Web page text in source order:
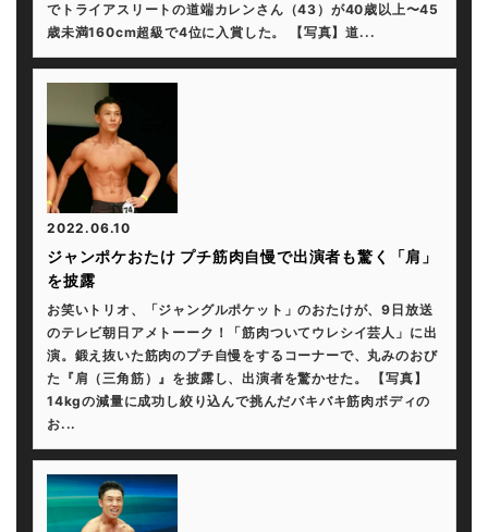
でトライアスリートの道端カレンさん（43）が40歳以上〜45
歳未満160cm超級で4位に入賞した。 【写真】道...
2022.06.10
ジャンポケおたけ プチ筋肉自慢で出演者も驚く「肩」
を披露
お笑いトリオ、「ジャングルポケット」のおたけが、9日放送
のテレビ朝日アメトーーク！「筋肉ついてウレシイ芸人」に出
演。鍛え抜いた筋肉のプチ自慢をするコーナーで、丸みのおび
た『肩（三角筋）』を披露し、出演者を驚かせた。 【写真】
14kgの減量に成功し絞り込んで挑んだバキバキ筋肉ボディの
お...